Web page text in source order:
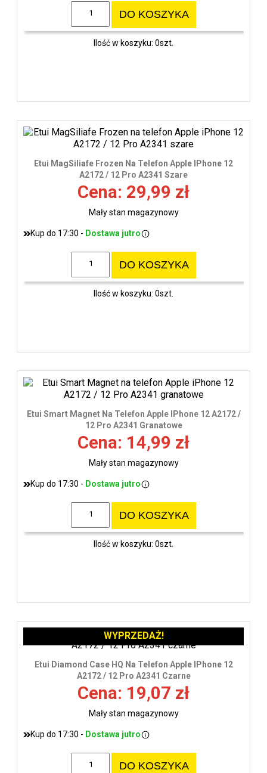
DO KOSZYKA
Ilość w koszyku: 0szt.
Etui MagSiliafe Frozen Na Telefon Apple IPhone 12
A2172 / 12 Pro A2341 Szare
Cena: 29,99 zł
Mały stan magazynowy
Kup do 17:30 - Dostawa jutro
DO KOSZYKA
Ilość w koszyku: 0szt.
Etui Smart Magnet Na Telefon Apple IPhone 12 A2172 /
12 Pro A2341 Granatowe
Cena: 14,99 zł
Mały stan magazynowy
Kup do 17:30 - Dostawa jutro
DO KOSZYKA
Ilość w koszyku: 0szt.
Etui Diamond Case HQ Na Telefon Apple IPhone 12
A2172 / 12 Pro A2341 Czarne
Cena: 19,07 zł
Mały stan magazynowy
Kup do 17:30 - Dostawa jutro
DO KOSZYKA
WYPRZEDAŻ!